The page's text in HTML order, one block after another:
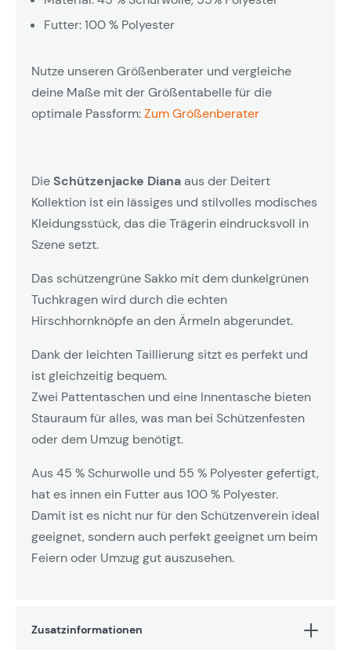
Futter: 100 % Polyester
Nutze unseren Größenberater und vergleiche
deine Maße mit der Größentabelle für die
optimale Passform:Zum Größenberater
Die Schützenjacke Dianaaus der Deitert
Kollektion ist ein lässiges und stilvolles modisches
Kleidungsstück, das die Trägerin eindrucksvoll in
Szene setzt.
Das schützengrüne Sakko mit dem dunkelgrünen
Tuchkragen wird durch die echten
Hirschhornknöpfe an den Ärmeln abgerundet.
Dank der leichten Taillierung sitzt es perfekt und
ist gleichzeitig bequem.
Zwei Pattentaschen und eine Innentasche bieten
Stauraum für alles, was man bei Schützenfesten
oder dem Umzug benötigt.
Aus 45 % Schurwolle und 55 % Polyester gefertigt,
hat es innen ein Futter aus 100 % Polyester.
Damit ist es nicht nur für den Schützenverein ideal
geeignet, sondern auch perfekt geeignet um beim
Feiern oder Umzug gut auszusehen.
Zusatzinformationen